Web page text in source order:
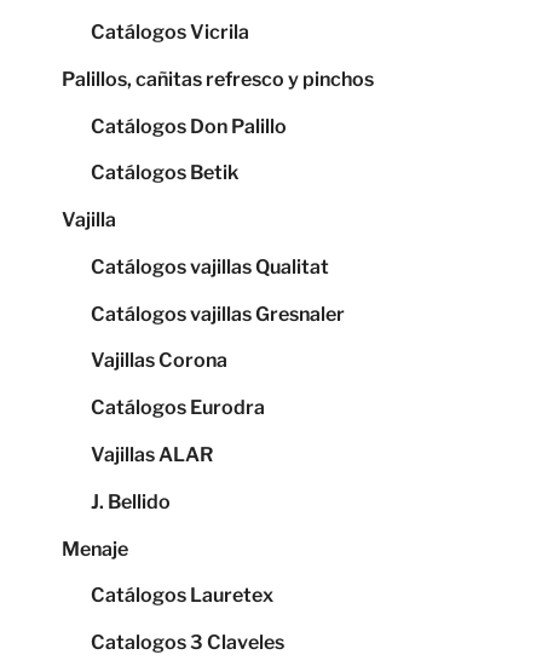
Catálogos Vicrila
Palillos, cañitas refresco y pinchos
Catálogos Don Palillo
Catálogos Betik
Vajilla
Catálogos vajillas Qualitat
Catálogos vajillas Gresnaler
Vajillas Corona
Catálogos Eurodra
Vajillas ALAR
J. Bellido
Menaje
Catálogos Lauretex
Catalogos 3 Claveles